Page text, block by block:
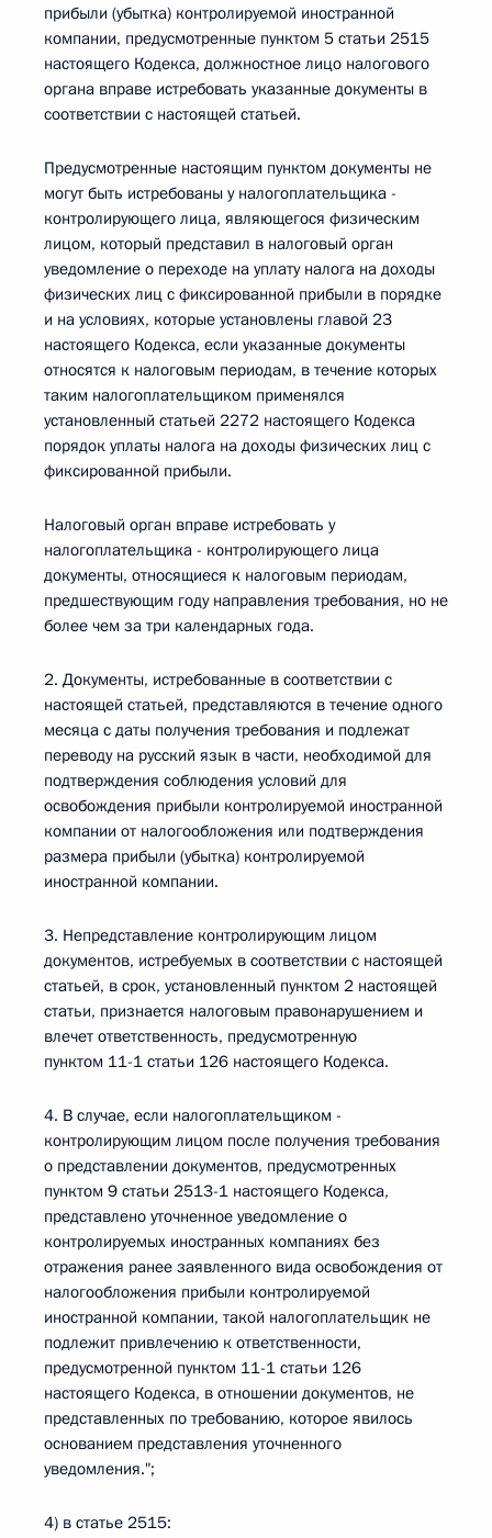
прибыли (убытка) контролируемой иностранной
компании, предусмотренные пунктом 5 статьи 2515
настоящего Кодекса, должностное лицо налогового
органа вправе истребовать указанные документы в
соответствии с настоящей статьей.
Предусмотренные настоящим пунктом документы не
могут быть истребованы у налогоплательщика -
контролирующего лица, являющегося физическим
лицом, который представил в налоговый орган
уведомление о переходе на уплату налога на доходы
физических лиц с фиксированной прибыли в порядке
и на условиях, которые установлены главой 23
настоящего Кодекса, если указанные документы
относятся к налоговым периодам, в течение которых
таким налогоплательщиком применялся
установленный статьей 2272 настоящего Кодекса
порядок уплаты налога на доходы физических лиц с
фиксированной прибыли.
Налоговый орган вправе истребовать у
налогоплательщика - контролирующего лица
документы, относящиеся к налоговым периодам,
предшествующим году направления требования, но не
более чем за три календарных года.
2. Документы, истребованные в соответствии с
настоящей статьей, представляются в течение одного
месяца с даты получения требования и подлежат
переводу на русский язык в части, необходимой для
подтверждения соблюдения условий для
освобождения прибыли контролируемой иностранной
компании от налогообложения или подтверждения
размера прибыли (убытка) контролируемой
иностранной компании.
3. Непредставление контролирующим лицом
документов, истребуемых в соответствии с настоящей
статьей, в срок, установленный пунктом 2 настоящей
статьи, признается налоговым правонарушением и
влечет ответственность, предусмотренную
пунктом 11-1 статьи 126 настоящего Кодекса.
4. В случае, если налогоплательщиком -
контролирующим лицом после получения требования
о представлении документов, предусмотренных
пунктом 9 статьи 2513-1 настоящего Кодекса,
представлено уточненное уведомление о
контролируемых иностранных компаниях без
отражения ранее заявленного вида освобождения от
налогообложения прибыли контролируемой
иностранной компании, такой налогоплательщик не
подлежит привлечению к ответственности,
предусмотренной пунктом 11-1 статьи 126
настоящего Кодекса, в отношении документов, не
представленных по требованию, которое явилось
основанием представления уточненного
уведомления.";
4) в статье 2515: